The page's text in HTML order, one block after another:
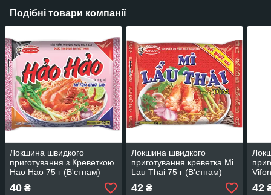
Подібні товари компанії
Локшина швидкого
приготування з Креветкою
Hao Hao 75 г (В'єтнам)
40 ₴
Локшина швидкого
приготування креветка Mi
Lau Thai 75 г (В'єтнам)
42₴ 42